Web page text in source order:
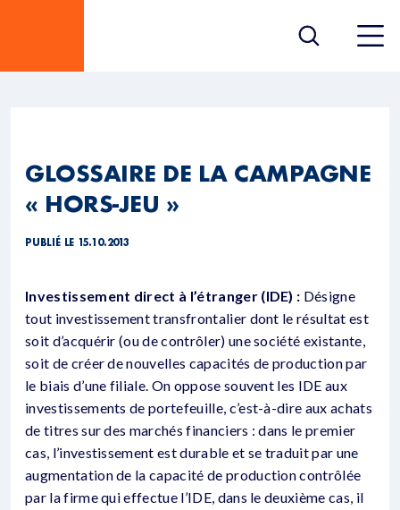
GLOSSAIRE DE LA CAMPAGNE
« HORS-JEU »
PUBLIÉ LE 15.10.2013
Investissement direct à l’étranger (IDE) : Désigne
tout investissement transfrontalier dont le résultat est
soit d’acquérir (ou de contrôler) une société existante,
soit de créer de nouvelles capacités de production par
le biais d’une filiale. On oppose souvent les IDE aux
investissements de portefeuille, c’est-à-dire aux achats
de titres sur des marchés financiers : dans le premier
cas, l’investissement est durable et se traduit par une
augmentation de la capacité de production contrôlée
par la firme qui effectue l’IDE, dans le deuxième cas, il